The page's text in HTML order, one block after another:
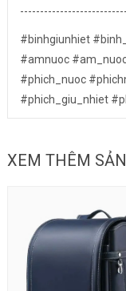
#binhgiunhiet
#amnuoc
#phich_nuoc
#phich_giu_nhiet
XEM THÊM